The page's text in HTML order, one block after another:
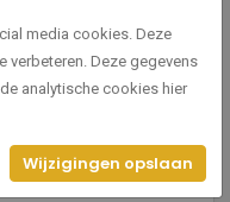
veneer eggshell
media cookies. Deze
verbeteren. Deze gegevens
analytische cookies hier
Wijzigingen opslaan